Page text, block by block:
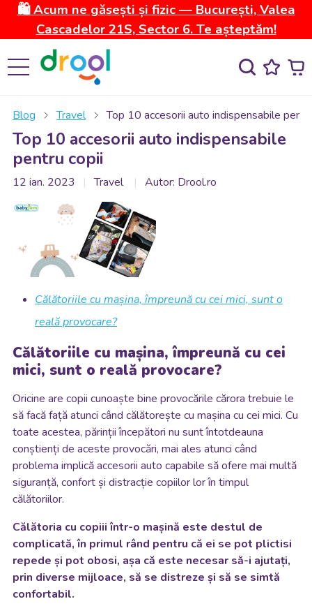
🛍️ Acum ne găsești și fizic — București, Valea
Cascadelor 21S, Sector 6. Te așteptăm!
Blog Travel Top 10 accesorii auto indispensabile
Top 10 accesorii auto indispensabile
pentru copii
12 ian. 2023 Travel Autor: Drool.ro
Călătoriile cu mașina, împreună cu cei mici, sunt o
reală provocare?
Călătoriile cu mașina, împreună cu cei
mici, sunt o reală provocare?
Oricine are copii cunoaște bine provocările cărora trebuie le
să facă față atunci când călătorește cu mașina cu cei mici. Cu
toate acestea, părinții începători nu sunt întotdeauna
conștienți de aceste provocări, mai ales atunci când
problema implică accesorii auto capabile să ofere mai multă
siguranță, confort și distracție copiilor lor în timpul
călătoriilor.
Călătoria cu copiii într-o mașină este destul de
complicată, în primul rând pentru că ei se pot plictisi
repede și pot obosi, așa că este necesar să-i ajutați,
prin diverse mijloace, să se distreze și să se simtă
confortabil.